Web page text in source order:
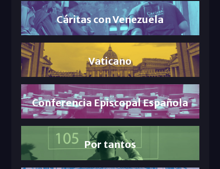
Cáritas con Venezuela
Vaticano
Conferencia Episcopal Española
Por tantos